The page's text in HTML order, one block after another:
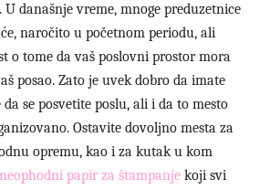
današnje vreme, mnoge preduzetnice
naročito u početnom periodu, ali
o tome da vaš poslovni prostor mora
posao. Zato je uvek dobro da imate
se posvetite poslu, ali i da to mesto
Ostavite dovoljno mesta za
opremu, kao i za kutak u kom
neophodni papir za štampanje koji svi